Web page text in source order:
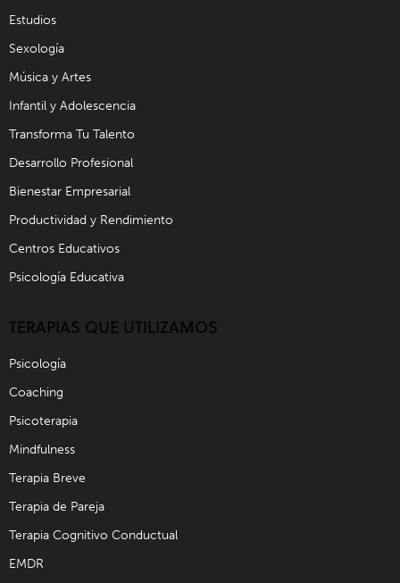
Estudios
Sexología
Música y Artes
Infantil y Adolescencia
Transforma Tu Talento
Desarrollo Profesional
Bienestar Empresarial
Productividad y Rendimiento
Centros Educativos
Psicología Educativa
TERAPIAS QUE UTILIZAMOS
Psicología
Coaching
Psicoterapia
Mindfulness
Terapia Breve
Terapia de Pareja
Terapia Cognitivo Conductual
EMDR